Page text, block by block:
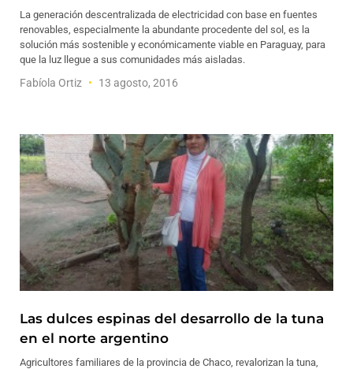
La generación descentralizada de electricidad con base en fuentes
renovables, especialmente la abundante procedente del sol, es la
solución más sostenible y económicamente viable en Paraguay, para
que la luz llegue a sus comunidades más aisladas.
Fabíola Ortiz 13 agosto, 2016
Las dulces espinas del desarrollo de la tuna
en el norte argentino
Agricultores familiares de la provincia de Chaco, revalorizan la tuna,